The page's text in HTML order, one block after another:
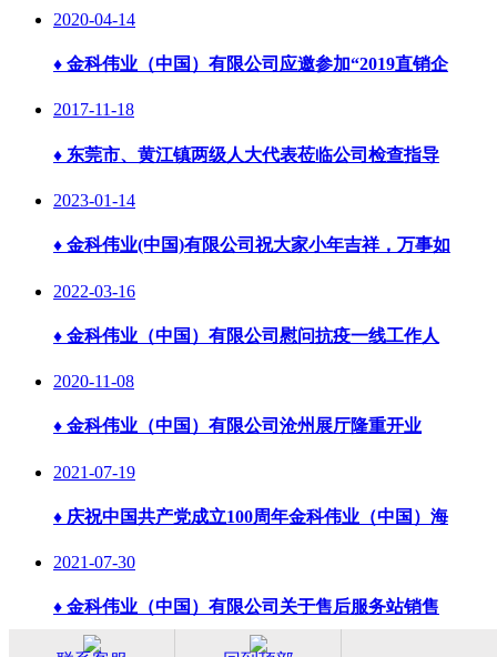
2020-04-14
♦ 金科伟业（中国）有限公司应邀参加“2019直销企
2017-11-18
♦ 东莞市、黄江镇两级人大代表莅临公司检查指导
2023-01-14
♦ 金科伟业(中国)有限公司祝大家小年吉祥，万事如
2022-03-16
♦ 金科伟业（中国）有限公司慰问抗疫一线工作人
2020-11-08
♦ 金科伟业（中国）有限公司沧州展厅隆重开业
2021-07-19
♦ 庆祝中国共产党成立100周年金科伟业（中国）海
2021-07-30
♦ 金科伟业（中国）有限公司关于售后服务站销售
2020-08-06